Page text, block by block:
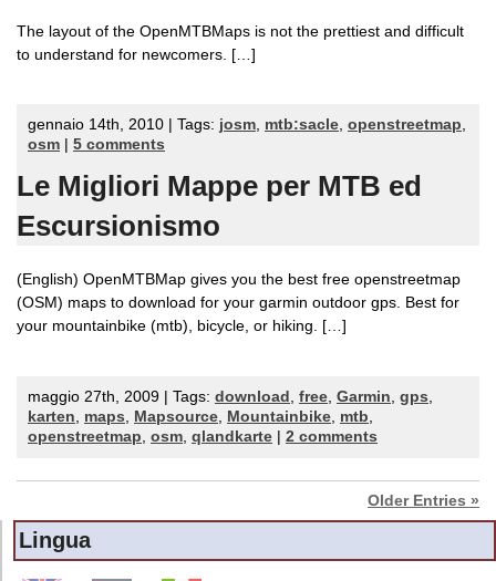
The layout of the OpenMTBMaps is not the prettiest and difficult
to understand for newcomers. […]
gennaio 14th, 2010 | Tags: josm, mtb:sacle, openstreetmap,
osm
5 comments
Le Migliori Mappe per MTB ed
Escursionismo
(English) OpenMTBMap gives you the best free openstreetmap
(OSM) maps to download for your garmin outdoor gps. Best for
your mountainbike (mtb), bicycle, or hiking. […]
maggio 27th, 2009 | Tags: download free Garmin gps
karten
maps Mapsource Mountainbike mtb
openstreetmap osm qlandkarte | 2 comments
Older Entries »
Lingua